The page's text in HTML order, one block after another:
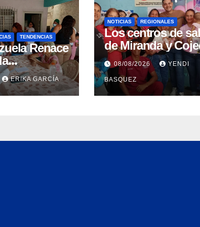
TENDENCIAS
Renace
atención
en
ERIKA GARCÍA
NOTICIAS REGIONALES
Los centros de
de Miranda y
clausuran con
Semana Mundial
Lactancia Materna
08/08/2026 YENDI
BASQUEZ